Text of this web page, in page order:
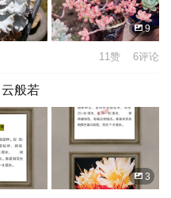
9
11赞 6评论
般若
3